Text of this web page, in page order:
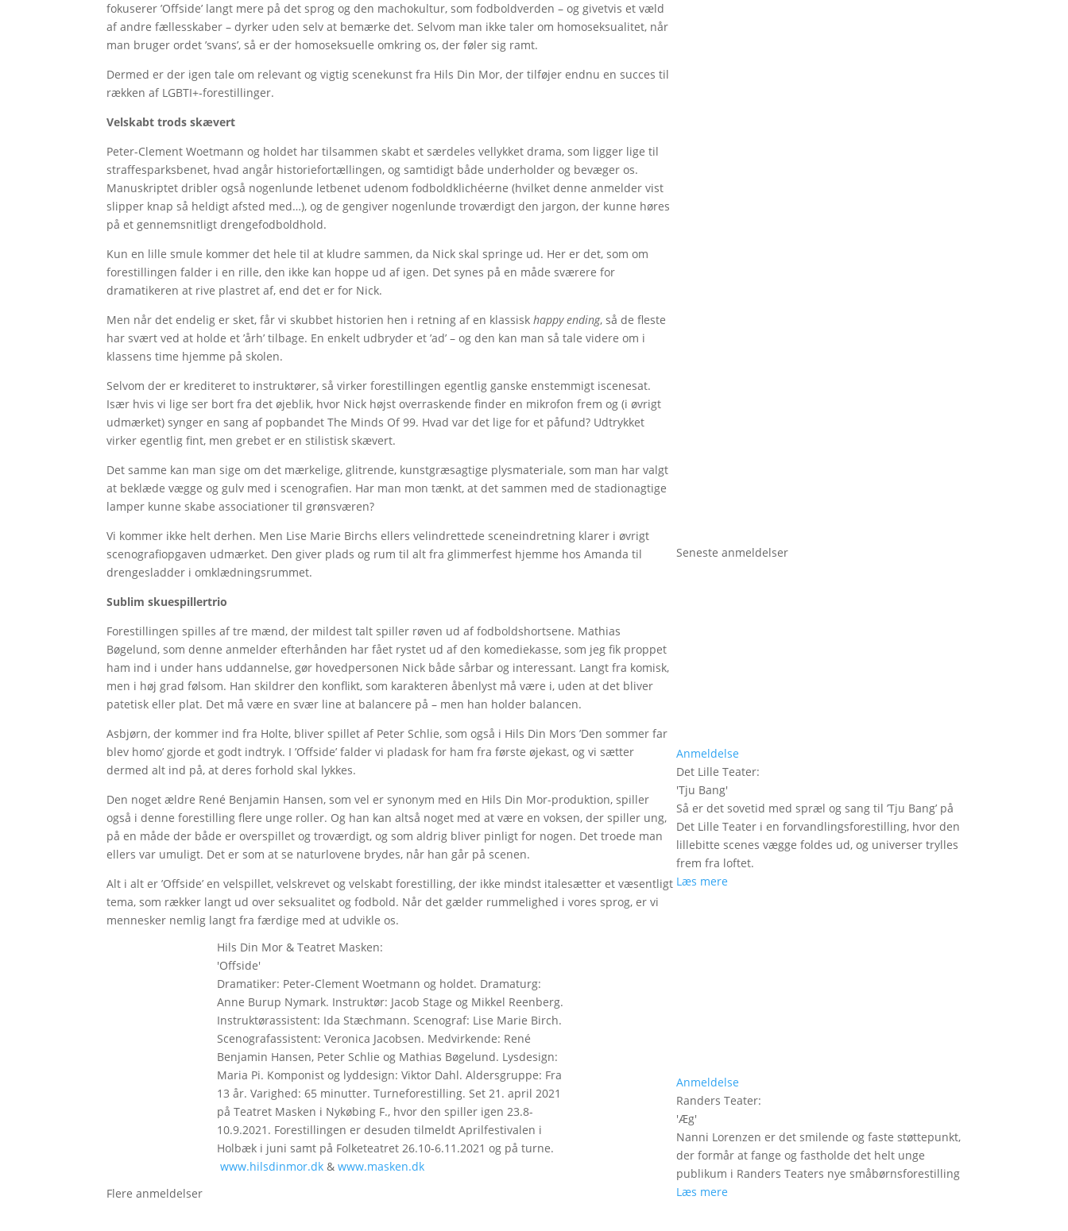
fokuserer ’Offside’ langt mere på det sprog og den machokultur, som fodboldverden – og givetvis et væld
af andre fællesskaber – dyrker uden selv at bemærke det. Selvom man ikke taler om homoseksualitet, når
man bruger ordet ’svans’, så er der homoseksuelle omkring os, der føler sig ramt.
Dermed er der igen tale om relevant og vigtig scenekunst fra Hils Din Mor, der tilføjer endnu en succes til
rækken af LGBTI+-forestillinger.
Velskabt trods skævert
Peter-Clement Woetmann og holdet har tilsammen skabt et særdeles vellykket drama, som ligger lige til
straffesparksbenet, hvad angår historiefortællingen, og samtidigt både underholder og bevæger os.
Manuskriptet dribler også nogenlunde letbenet udenom fodboldklichéerne (hvilket denne anmelder vist
slipper knap så heldigt afsted med…), og de gengiver nogenlunde troværdigt den jargon, der kunne høres
på et gennemsnitligt drengefodboldhold.
Kun en lille smule kommer det hele til at kludre sammen, da Nick skal springe ud. Her er det, som om
forestillingen falder i en rille, den ikke kan hoppe ud af igen. Det synes på en måde sværere for
dramatikeren at rive plastret af, end det er for Nick.
Men når det endelig er sket, får vi skubbet historien hen i retning af en klassiskhappy ending, så de fleste
har svært ved at holde et ’årh’ tilbage. En enkelt udbryder et ’ad’ – og den kan man så tale videre om i
klassens time hjemme på skolen.
Selvom der er krediteret to instruktører, så virker forestillingen egentlig ganske enstemmigt iscenesat.
Især hvis vi lige ser bort fra det øjeblik, hvor Nick højst overraskende finder en mikrofon frem og (i øvrigt
udmærket) synger en sang af popbandet The Minds Of 99. Hvad var det lige for et påfund? Udtrykket
virker egentlig fint, men grebet er en stilistisk skævert.
Det samme kan man sige om det mærkelige, glitrende, kunstgræsagtige plysmateriale, som man har valgt
at beklæde vægge og gulv med i scenografien. Har man mon tænkt, at det sammen med de stadionagtige
lamper kunne skabe associationer til grønsværen?
Vi kommer ikke helt derhen. Men Lise Marie Birchs ellers velindrettede sceneindretning klarer i øvrigt
scenografiopgaven udmærket. Den giver plads og rum til alt fra glimmerfest hjemme hos Amanda til
drengesladder i omklædningsrummet.
Sublim skuespillertrio
Forestillingen spilles af tre mænd, der mildest talt spiller røven ud af fodboldshortsene. Mathias
Bøgelund, som denne anmelder efterhånden har fået rystet ud af den komediekasse, som jeg fik proppet
ham ind i under hans uddannelse, gør hovedpersonen Nick både sårbar og interessant. Langt fra komisk,
men i høj grad følsom. Han skildrer den konflikt, som karakteren åbenlyst må være i, uden at det bliver
patetisk eller plat. Det må være en svær line at balancere på – men han holder balancen.
Asbjørn, der kommer ind fra Holte, bliver spillet af Peter Schlie, som også i Hils Din Mors ’Den sommer far
blev homo’ gjorde et godt indtryk. I ’Offside’ falder vi pladask for ham fra første øjekast, og vi sætter
dermed alt ind på, at deres forhold skal lykkes.
Den noget ældre René Benjamin Hansen, som vel er synonym med en Hils Din Mor-produktion, spiller
også i denne forestilling flere unge roller. Og han kan altså noget med at være en voksen, der spiller ung,
på en måde der både er overspillet og troværdigt, og som aldrig bliver pinligt for nogen. Det troede man
ellers var umuligt. Det er som at se naturlovene brydes, når han går på scenen.
Alt i alt er ’Offside’ en velspillet, velskrevet og velskabt forestilling, der ikke mindst italesætter et væsentligt
tema, som rækker langt ud over seksualitet og fodbold. Når det gælder rummelighed i vores sprog, er vi
mennesker nemlig langt fra færdige med at udvikle os.
Hils Din Mor & Teatret Masken:
'Offside'
Dramatiker: Peter-Clement Woetmann og holdet. Dramaturg:
Anne Burup Nymark. Instruktør: Jacob Stage og Mikkel Reenberg.
Instruktørassistent: Ida Stæchmann. Scenograf: Lise Marie Birch.
Scenografassistent: Veronica Jacobsen. Medvirkende: René
Benjamin Hansen, Peter Schlie og Mathias Bøgelund. Lysdesign:
Maria Pi. Komponist og lyddesign: Viktor Dahl. Aldersgruppe: Fra
13 år. Varighed: 65 minutter. Turneforestilling. Set 21. april 2021
på Teatret Masken i Nykøbing F., hvor den spiller igen 23.8-
10.9.2021. Forestillingen er desuden tilmeldt Aprilfestivalen i
Holbæk i juni samt på Folketeatret 26.10-6.11.2021 og på turne.
www.hilsdinmor.dk& www.masken.dk
Flere anmeldelser
Seneste anmeldelser
Anmeldelse
Det Lille Teater:
'Tju Bang'
Så er det sovetid med spræl og sang til ’Tju Bang’ på
Det Lille Teater i en forvandlingsforestilling, hvor den
lillebitte scenes vægge foldes ud, og universer trylles
frem fra loftet.
Læs mere
Anmeldelse
Randers Teater:
'Æg'
Nanni Lorenzen er det smilende og faste støttepunkt,
der formår at fange og fastholde det helt unge
publikum i Randers Teaters nye småbørnsforestilling
Læs mere